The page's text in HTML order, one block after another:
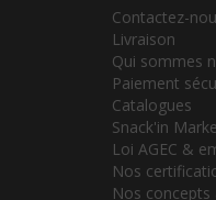
Contactez-
Livraison
Qui sommes
Paiement
Catalogues
Snack'in
Loi AGEC &
Nos
Nos concepts